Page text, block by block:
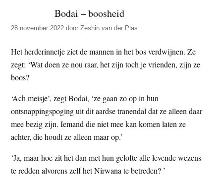
z
e
s
i
e
e
d
e
z
s
i
t
e
Bodai – boosheid
28 november 2022 doorZeshin van der Plas
Het herderinnetje ziet de mannen in het bos verdwijnen. Ze
zegt: ‘Wat doen ze nou raar, het zijn toch je vrienden, zijn ze
boos?
‘Ach meisje’, zegt Bodai, ‘ze gaan zo op in hun
ontsnappingspoging uit dit aardse tranendal dat ze alleen daar
mee bezig zijn. Iemand die niet mee kan komen laten ze
achter, die houdt ze alleen maar op.’
‘Ja, maar hoe zit het dan met hun gelofte alle levende wezens
te redden alvorens zelf het Nirwana te betreden? ’